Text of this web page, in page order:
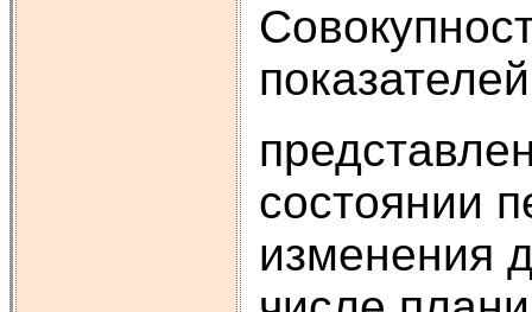
состоянии
изменения